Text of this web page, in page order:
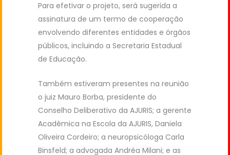
Para efetivar o projeto, será sugerida a
assinatura de um termo de cooperação
envolvendo diferentes entidades e órgãos
públicos, incluindo a Secretaria Estadual
de Educação.
Também estiveram presentes na reunião
o juiz Mauro Borba, presidente do
Conselho Deliberativo da AJURIS; a gerente
Acadêmica na Escola da AJURIS, Daniela
Oliveira Cordeiro; a neuropsicóloga Carla
Binsfeld; a advogada Andréa Milani; e as